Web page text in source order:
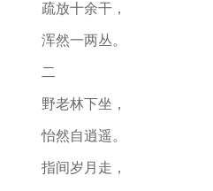
疏放十余干，
浑然一两丛。
二
野老林下坐，
怡然自逍遥。
指间岁月走，